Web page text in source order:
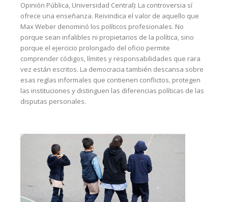
Opinión Pública, Universidad Central): La controversia sí
ofrece una enseñanza. Reivindica el valor de aquello que
Max Weber denominó los políticos profesionales. No
porque sean infalibles ni propietarios de la política, sino
porque el ejercicio prolongado del oficio permite
comprender códigos, límites y responsabilidades que rara
vez están escritos. La democracia también descansa sobre
esas reglas informales que contienen conflictos, protegen
las instituciones y distinguen las diferencias políticas de las
disputas personales.